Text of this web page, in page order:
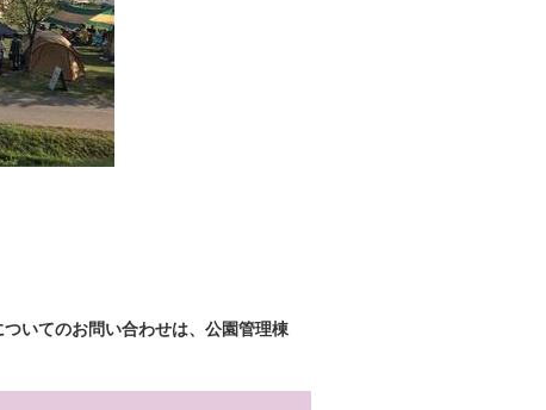
いてのお問い合わせは、公園管理棟